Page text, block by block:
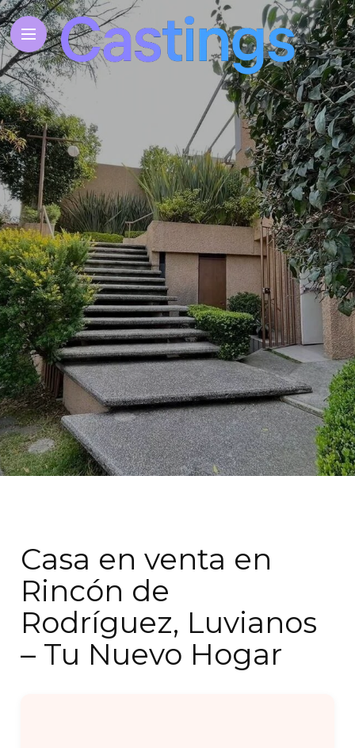
Casa en venta en
Rincón de
Rodríguez, Luvianos
– Tu Nuevo Hogar